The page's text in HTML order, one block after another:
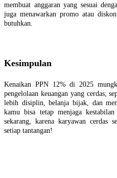
membuat anggaran yang sesuai
juga menawarkan promo atau
butuhkan.
Kesimpulan
Kenaikan PPN 12% di 2025
pengelolaan keuangan yang cerdas;
lebih disiplin, belanja bijak, dan
kamu bisa tetap menjaga
sekarang, karena karyawan cerdas
setiap tantangan!